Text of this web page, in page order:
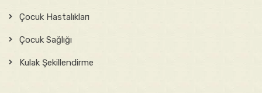
Çocuk Hastalıkları
Çocuk Sağlığı
Kulak Şekillendirme